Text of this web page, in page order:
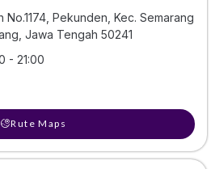
Pekunden, Kec. Semarang
Jawa Tengah 50241
- 21:00
Rute Maps